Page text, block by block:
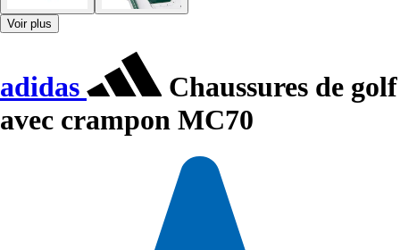
Voir plus
adidas
Chaussures de golf
avec crampon MC70